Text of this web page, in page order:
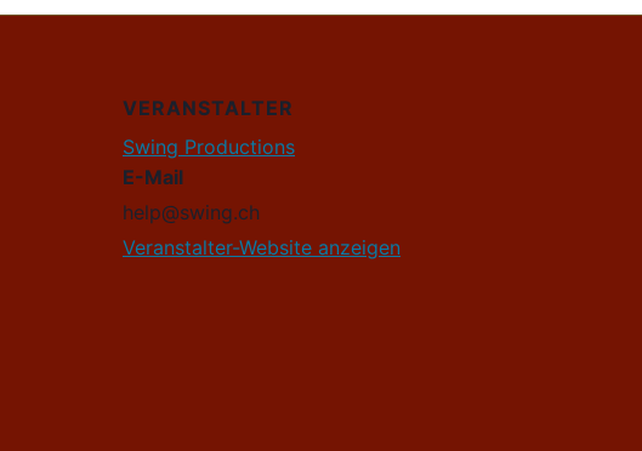
VERANSTALTER
Swing Productions
E-Mail
help@swing.ch
Veranstalter-Website anzeigen